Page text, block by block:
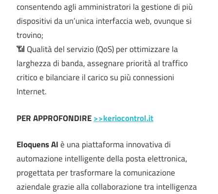
consentendo agli amministratori la gestione di più
dispositivi da un’unica interfaccia web, ovunque si
trovino;
📶 Qualità del servizio (QoS) per ottimizzare la
larghezza di banda, assegnare priorità al traffico
critico e bilanciare il carico su più connessioni
Internet.
PER APPROFONDIRE>>keriocontrol.it
Eloquens AIè una piattaforma innovativa di
automazione intelligente della posta elettronica,
progettata per trasformare la comunicazione
aziendale grazie alla collaborazione tra intelligenza